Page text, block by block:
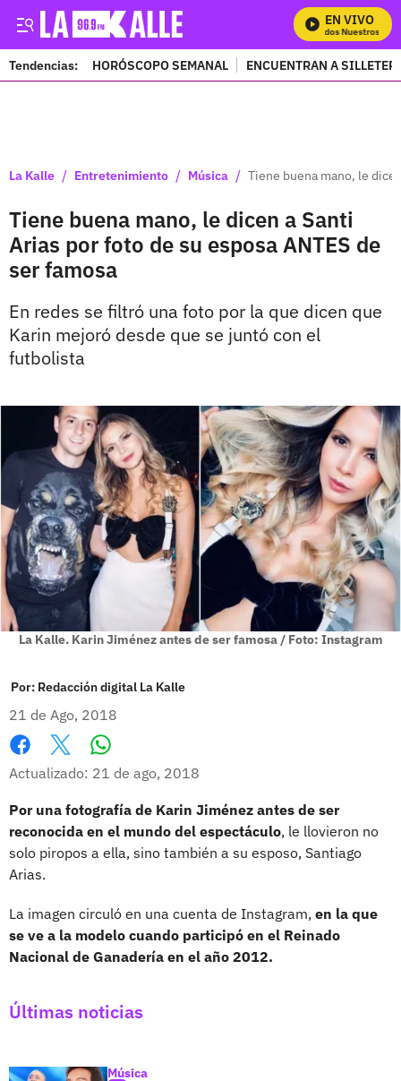
EN VIVO
Mira Todos Nuestros
Tendencias: HORÓSCOPO SEMANAL ENCUENTRAN A
La Kalle / Entretenimiento / Música / Tiene buena mano, le
Tiene buena mano, le dicen a Santi
Arias por foto de su esposa ANTES de
ser famosa
En redes se filtró una foto por la que dicen que
Karin mejoró desde que se juntó con el
futbolista
La Kalle. Karin Jiménez antes de ser famosa / Foto: Instagram
Por: Redacción digital La Kalle
21 de Ago, 2018
Facebook
X
Actualizado: 21 de ago, 2018
Por una fotografía de Karin Jiménez antes de ser
reconocida en el mundo del espectáculo, le llovieron no
solo piropos a ella, sino también a su esposo, Santiago
Arias.
La imagen circuló en una cuenta de Instagram, en la que
se ve a la modelo cuando participó en el Reinado
Nacional de Ganadería en el año 2012.
Últimas noticias
Música